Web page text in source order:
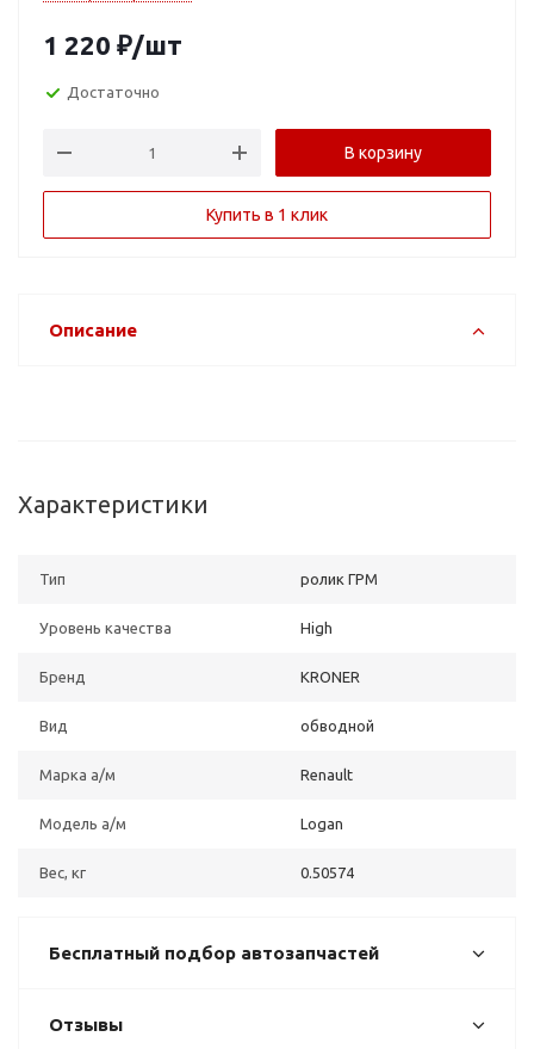
1 220 ₽/шт
Достаточно
В корзину
Купить в 1 клик
Описание
Характеристики
Тип ролик ГРМ
Уровень качества High
Бренд KRONER
Вид обводной
Марка а/м Renault
Модель а/м Logan
Вес, кг 0.50574
Бесплатный подбор автозапчастей
Отзывы